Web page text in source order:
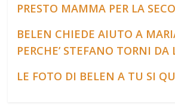
PRESTO MAMMA PER LA
BELEN CHIEDE AIUTO A
PERCHE’ STEFANO TORNI DA
LE FOTO DI BELEN A TU SI